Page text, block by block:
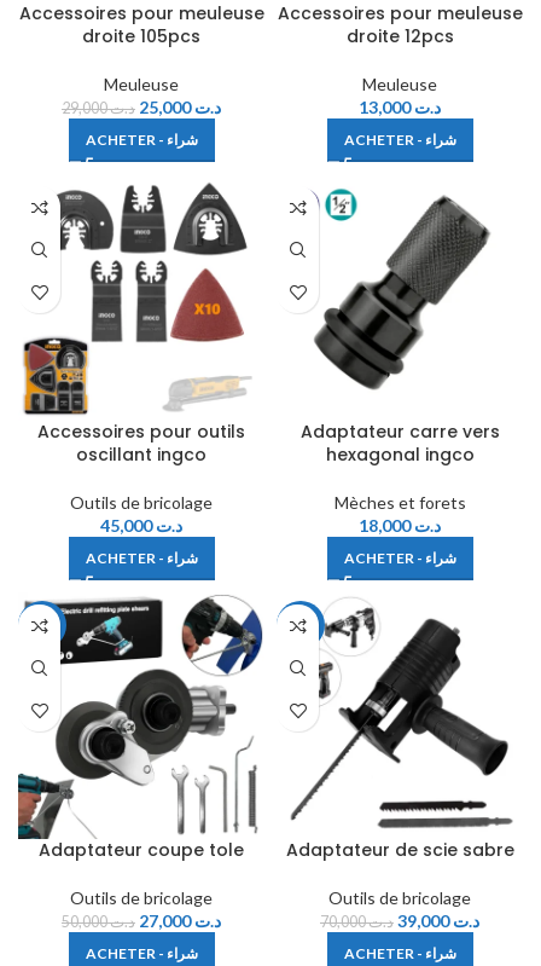
Accessoires pour meuleuse
droite 105pcs
Meuleuse
د.ت29,000 د.ت25,000
ACHETER - شراء
Accessoires pour meuleuse
droite 12pcs
Meuleuse
د.ت13,000
ACHETER - شراء
Accessoires pour outils
oscillant ingco
Outils de bricolage
د.ت45,000
ACHETER - شراء
Adaptateur carre vers
hexagonal ingco
Mèches et forets
د.ت18,000
ACHETER - شراء
-46%
Adaptateur coupe tole
Outils de bricolage
د.ت50,000 د.ت27,000
ACHETER - شراء
-44%
Adaptateur de scie sabre
Outils de bricolage
د.ت70,000 د.ت39,000
ACHETER - شراء